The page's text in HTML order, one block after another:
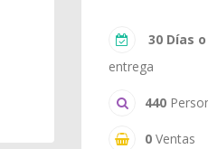
30 Días
entrega
440
0 Ventas